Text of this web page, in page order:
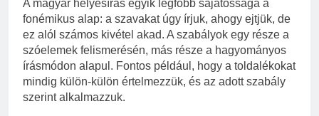
A magyar helyesírás egyik legfőbb sajátossága a
fonémikus alap: a szavakat úgy írjuk, ahogy ejtjük, de
ez alól számos kivétel akad. A szabályok egy része a
szóelemek felismerésén, más része a hagyományos
írásmódon alapul. Fontos például, hogy a toldalékokat
mindig külön-külön értelmezzük, és az adott szabály
szerint alkalmazzuk.